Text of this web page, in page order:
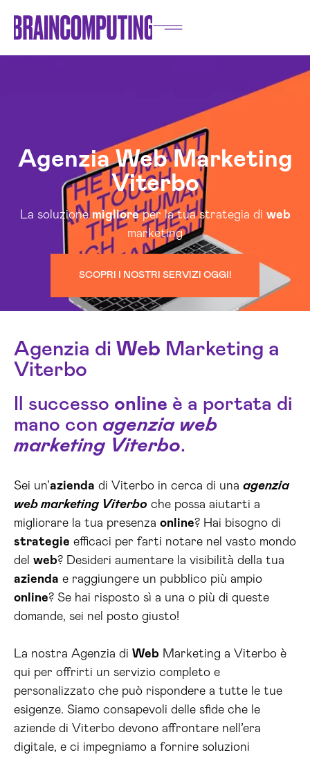
Agenzia Web Marketing
Viterbo
La soluzionemiglioreper la tua strategia di web
marketing
SCOPRI I NOSTRI SERVIZI OGGI!
Agenzia di Web Marketing a
Viterbo
Il successo online è a portata di
mano con agenzia web
marketing Viterbo.
Sei un’azienda di Viterbo in cerca di una agenzia
web marketing Viterbo che possa aiutarti a
migliorare la tua presenza online? Hai bisogno di
strategie efficaci per farti notare nel vasto mondo
del web? Desideri aumentare la visibilità della tua
azienda e raggiungere un pubblico più ampio
online? Se hai risposto sì a una o più di queste
domande, sei nel posto giusto!
La nostra Agenzia di Web Marketing a Viterbo è
qui per offrirti un servizio completo e
personalizzato che può rispondere a tutte le tue
esigenze. Siamo consapevoli delle sfide che le
aziende di Viterbo devono affrontare nell’era
digitale, e ci impegniamo a fornire soluzioni